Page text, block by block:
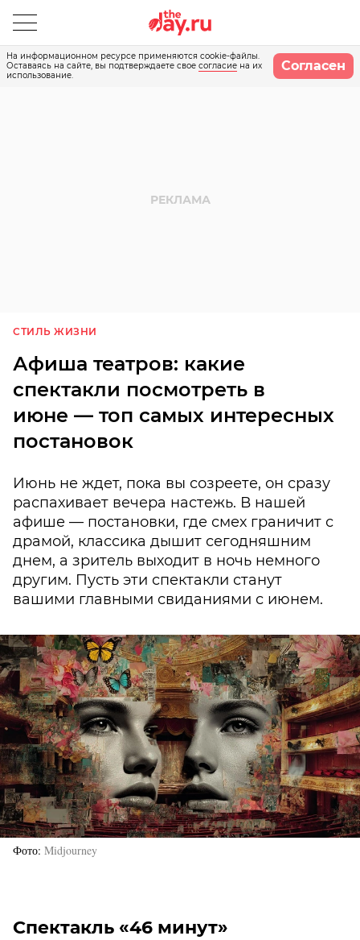
На информационном ресурсе применяются cookie-файлы.
Оставаясь на сайте, вы подтверждаете свое согласие на их
использование.
Согласен
СТИЛЬ ЖИЗНИ
Афиша театров: какие
спектакли посмотреть в
июне — топ самых интересных
постановок
Июнь не ждет, пока вы созреете, он сразу
распахивает вечера настежь. В нашей
афише — постановки, где смех граничит с
драмой, классика дышит сегодняшним
днем, а зритель выходит в ночь немного
другим. Пусть эти спектакли станут
вашими главными свиданиями с июнем.
Фото Midjourney
Спектакль «46 минут»